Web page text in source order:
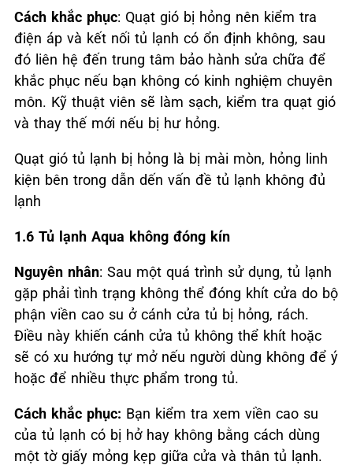
Cách khắc phục: Quạt gió bị hỏng nên kiểm tra
điện áp và kết nối tủ lạnh có ổn định không, sau
đó liên hệ đến trung tâm bảo hành sửa chữa để
khắc phục nếu bạn không có kinh nghiệm chuyên
môn. Kỹ thuật viên sẽ làm sạch, kiểm tra quạt gió
và thay thế mới nếu bị hư hỏng.
Quạt gió tủ lạnh bị hỏng là bị mài mòn, hỏng linh
kiện bên trong dẫn dến vấn đề tủ lạnh không đủ
lạnh
1.6 Tủ lạnh Aqua không đóng kín
Nguyên nhân: Sau một quá trình sử dụng, tủ lạnh
gặp phải tình trạng không thể đóng khít cửa do bộ
phận viền cao su ở cánh cửa tủ bị hỏng, rách.
Điều này khiến cánh cửa tủ không thể khít hoặc
sẽ có xu hướng tự mở nếu người dùng không để ý
hoặc để nhiều thực phẩm trong tủ.
Cách khắc phục: Bạn kiểm tra xem viền cao su
của tủ lạnh có bị hở hay không bằng cách dùng
một tờ giấy mỏng kẹp giữa cửa và thân tủ lạnh.